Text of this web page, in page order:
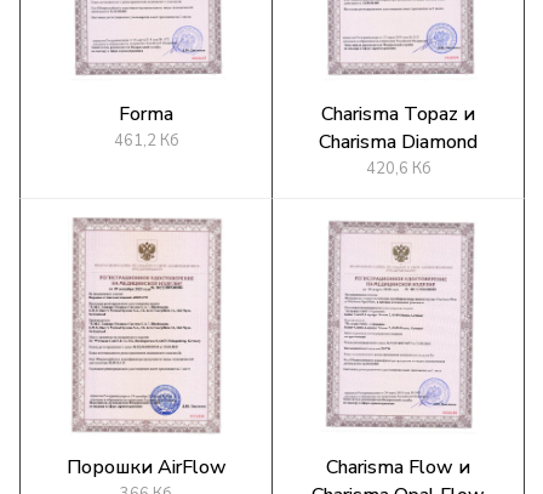
Forma
461,2 Кб
Charisma Topaz и
Charisma Diamond
420,6 Кб
Порошки AirFlow
Charisma Flow и